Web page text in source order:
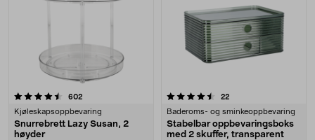
602anmeldelser
Kjøleskapsoppbevaring
Snurrebrett Lazy Susan, 2
høyder
4.5 av 5 stjerner 22anmeldelser
Baderoms- og sminkeoppbevaring
Stabelbar oppbevaringsboks
med 2 skuffer, transparent